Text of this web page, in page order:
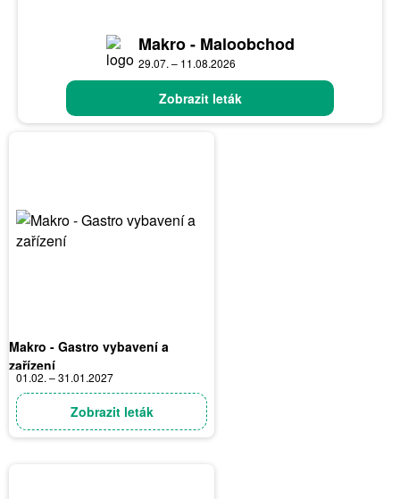
Makro - Maloobchod
29.07. – 11.08.2026
Zobrazit leták
Makro - Gastro vybavení a
zařízení
01.02. – 31.01.2027
Zobrazit leták